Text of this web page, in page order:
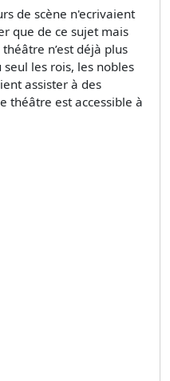
de scène n'ecrivaient
que de ce sujet mais
n’est déjà plus
les rois, les nobles
assister à des
théâtre est accessible à